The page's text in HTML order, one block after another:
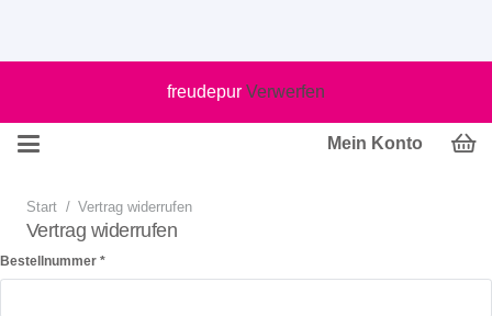
freudepur Verwerfen
Mein Konto
Start / Vertrag widerrufen
Vertrag widerrufen
Bestellnummer *erforderlich